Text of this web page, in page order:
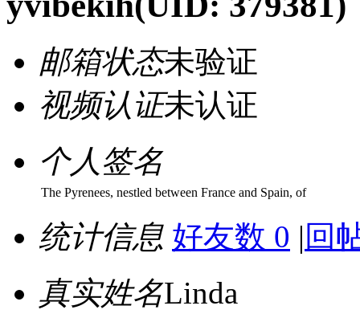
邮箱状态未验证
视频认证未认证
个人签名
The Pyrenees, nestled between France and Spain, of
统计信息 好友数 0 | 回
真实姓名Linda